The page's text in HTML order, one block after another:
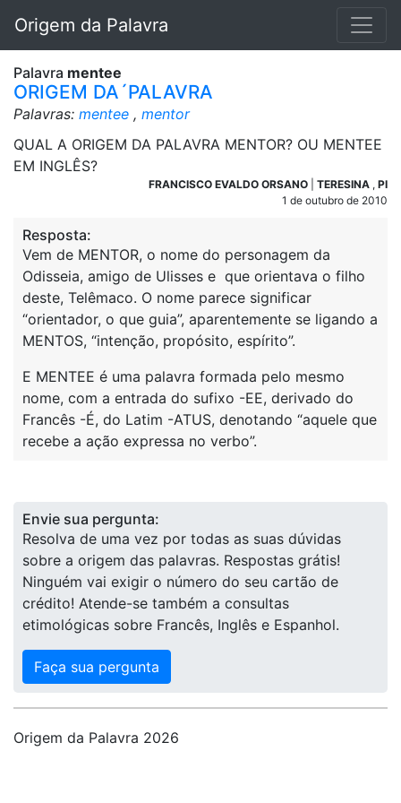
Origem da Palavra
Palavra mentee
ORIGEM DA´PALAVRA
Palavras: mentee , mentor
QUAL A ORIGEM DA PALAVRA MENTOR? OU MENTEE
EM INGLÊS?
FRANCISCO EVALDO ORSANO TERESINA , PI
1 de outubro de 2010
Resposta:
Vem de MENTOR, o nome do personagem da
Odisseia, amigo de Ulisses e que orientava o filho
deste, Telêmaco. O nome parece significar
“orientador, o que guia”, aparentemente se ligando a
MENTOS, “intenção, propósito, espírito”.
E MENTEE é uma palavra formada pelo mesmo
nome, com a entrada do sufixo -EE, derivado do
Francês -É, do Latim -ATUS, denotando “aquele que
recebe a ação expressa no verbo”.
Envie sua pergunta:
Resolva de uma vez por todas as suas dúvidas
sobre a origem das palavras. Respostas grátis!
Ninguém vai exigir o número do seu cartão de
crédito! Atende-se também a consultas
etimológicas sobre Francês, Inglês e Espanhol.
Faça sua pergunta
Origem da Palavra 2026